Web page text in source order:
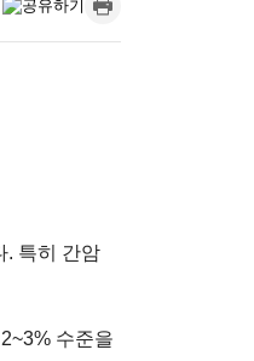
. 특히 간암
수준을